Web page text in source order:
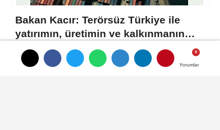
Yorumlar
Yorumlar
Bakan Kacır: Terörsüz Türkiye ile
yatırımın, üretimin ve kalkınmanın
önü açılacak